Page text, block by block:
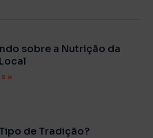
sobre a Nutrição da
»
de Tradição?